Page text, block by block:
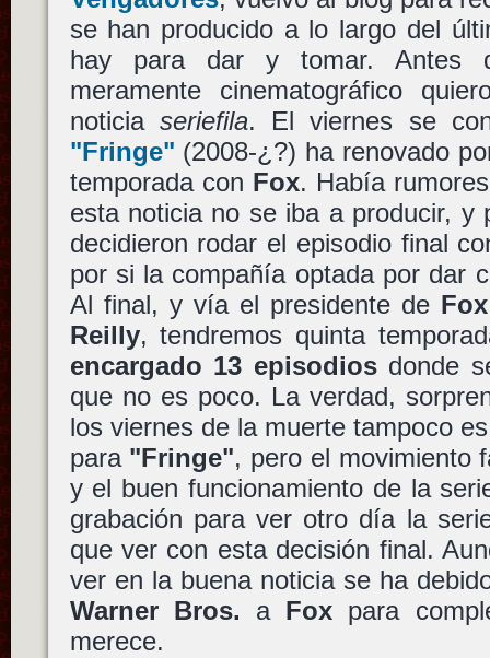
se han producido a lo largo del
hay para dar y tomar. Antes
meramente cinematográfico
noticia seriefila. El viernes se
"Fringe" (2008-¿?) ha renovado
temporada con Fox. Había
esta noticia no se iba a producir, y
decidieron rodar el episodio final
por si la compañía optada por dar
Al final, y vía el presidente de
Reilly, tendremos quinta
encargado 13 episodiosdonde
que no es poco. La verdad,
los viernes de la muerte tampoco
para "Fringe", pero el movimiento
y el buen funcionamiento de la
grabación para ver otro día la
que ver con esta decisión final.
ver en la buena noticia se ha
Warner Bros. a Fox para
merece.